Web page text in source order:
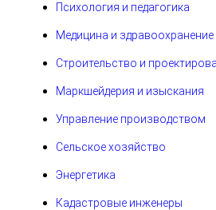
Психология и педагогика
Медицина и здравоохранение
Строительство и
Маркшейдерия и изыскания
Управление производством
Сельское хозяйство
Энергетика
Кадастровые инженеры